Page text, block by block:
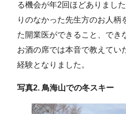
る機会が年2回ほどありまし
りのなかった先生方のお人柄
た開業医ができること、でき
お酒の席では本音で教えてい
経験となりました。
写真2. 鳥海山での冬スキー